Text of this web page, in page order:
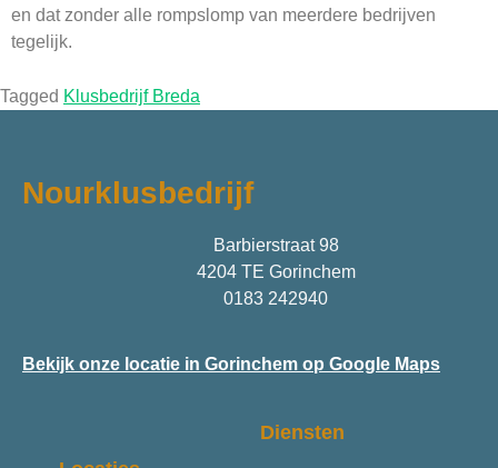
en dat zonder alle rompslomp van meerdere bedrijven
tegelijk.
Tagged Klusbedrijf Breda
Nourklusbedrijf
Barbierstraat 98
4204 TE Gorinchem
0183 242940
Bekijk onze locatie in Gorinchem op Google Maps
Diensten